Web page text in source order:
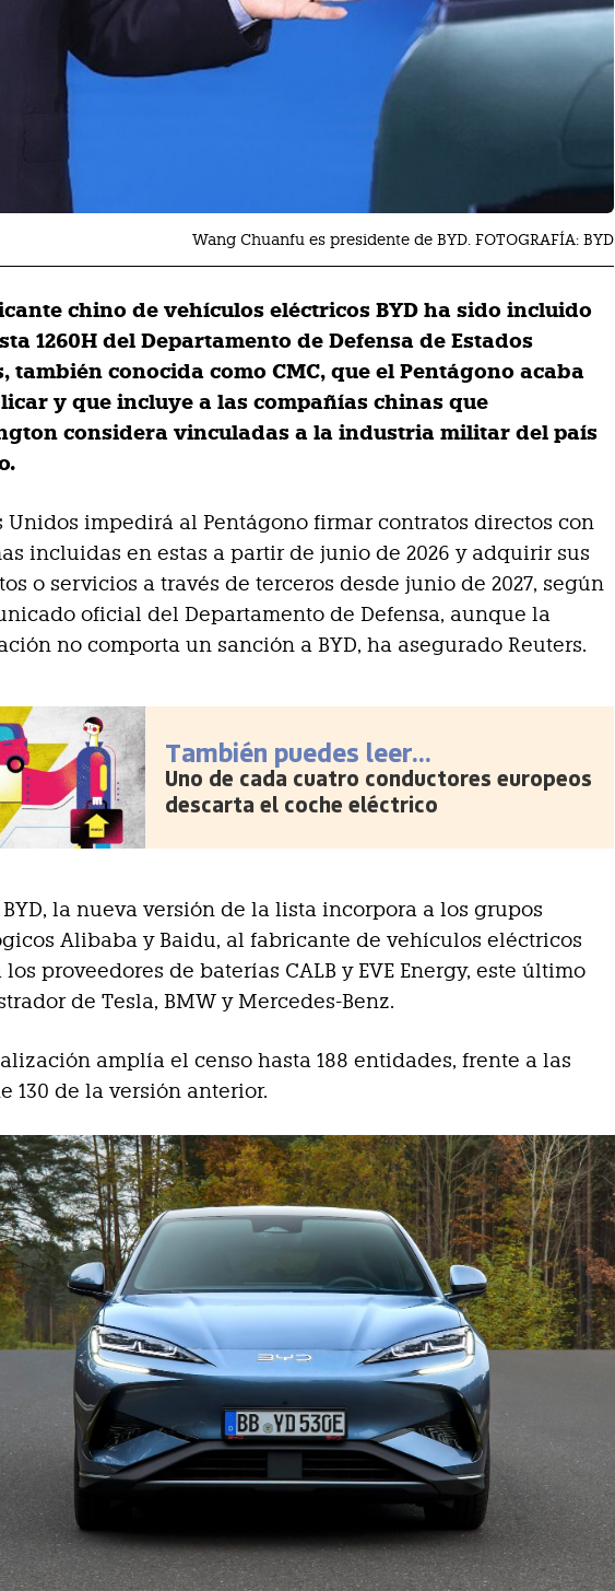
Wang Chuanfu es presidente de BYD. FOTOGRAFÍA: BYD
chino de vehículos eléctricos BYD ha sido incluido
1260H del Departamento de Defensa de Estados
también conocida como CMC, que el Pentágono acaba
y que incluye a las compañías chinas que
considera vinculadas a la industria militar del país
Unidos impedirá al Pentágono firmar contratos directos con
incluidas en estas a partir de junio de 2026 y adquirir sus
o servicios a través de terceros desde junio de 2027, según
oficial del Departamento de Defensa, aunque la
no comporta un sanción a BYD, ha asegurado Reuters.
También puedes leer...
Uno de cada cuatro conductores europeos
descarta el coche eléctrico
BYD, la nueva versión de la lista incorpora a los grupos
Alibaba y Baidu, al fabricante de vehículos eléctricos
los proveedores de baterías CALB y EVE Energy, este último
de Tesla, BMW y Mercedes-Benz.
amplía el censo hasta 188 entidades, frente a las
130 de la versión anterior.